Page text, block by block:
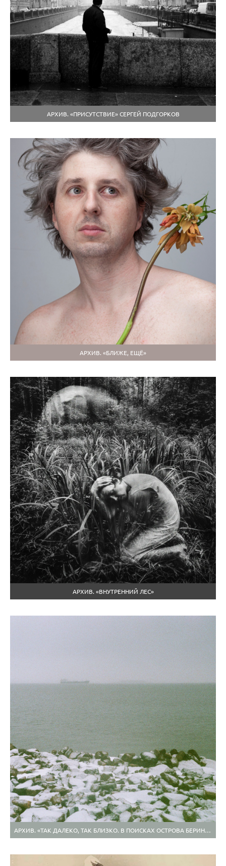
АРХИВ. «ПРИСУТСТВИЕ» СЕРГЕЙ ПОДГОРКОВ
АРХИВ. «БЛИЖЕ, ЕЩЁ»
АРХИВ. «ВНУТРЕННИЙ ЛЕС»
АРХИВ. «ТАК ДАЛЕКО, ТАК БЛИЗКО. В ПОИСКАХ ОСТРОВА БЕРИНГА»